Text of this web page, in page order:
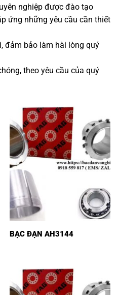
nghiệp được đào tạo
ứng những yêu cầu cần thiết
đảm bảo làm hài lòng quý
theo yêu cầu của quý
BẠC ĐẠN AH3144